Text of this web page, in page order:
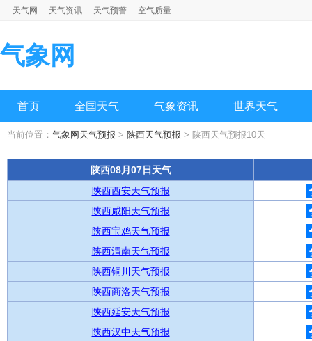
天气网 天气资讯 天气预警 空气质量
气象网
首页 全国天气 气象资讯 世界天气
当前位置： 气象网天气预报 > 陕西天气预报 > 陕西天气预报10天
陕西08月07日天气
陕西西安天气预报
陕西咸阳天气预报
陕西宝鸡天气预报
陕西渭南天气预报
陕西铜川天气预报
陕西商洛天气预报
陕西延安天气预报
陕西汉中天气预报